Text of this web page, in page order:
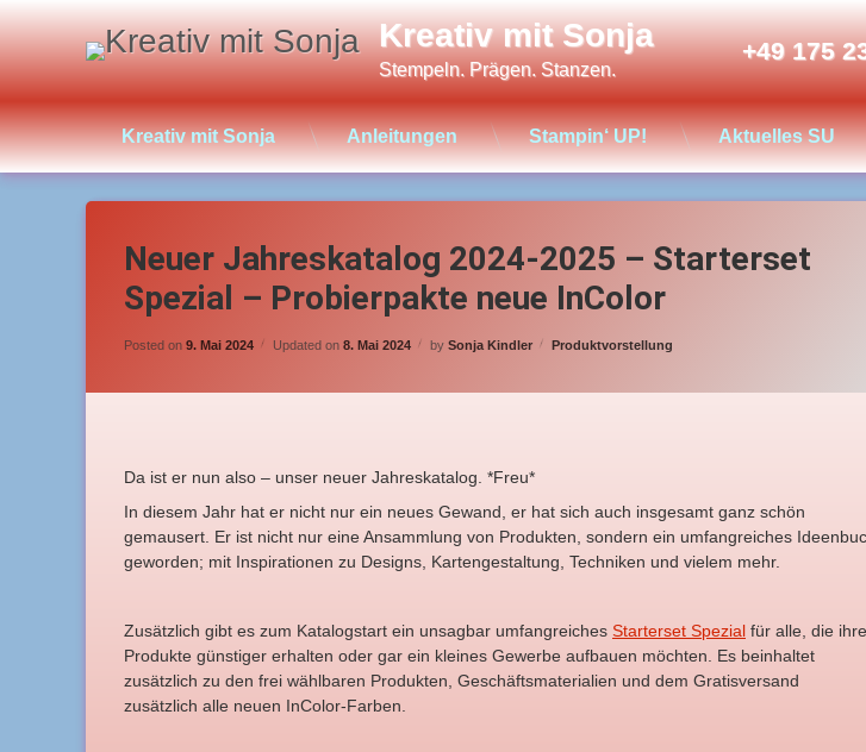
Kreativ mit Sonja
Stempeln. Prägen. Stanzen.
Tel:
+49 175
Kreativ mit Sonja Anleitungen Stampin‘ UP! Aktuelles SU
Neuer Jahreskatalog 2024-2025 – Starterset
Spezial – Probierpakte neue InColor
Posted on 9. Mai 2024 Updated on 8. Mai 2024 by Sonja Kindler Categories:
Produktvorstellung
Da ist er nun also – unser neuer Jahreskatalog. *Freu*
In diesem Jahr hat er nicht nur ein neues Gewand, er hat sich auch insgesamt ganz schön
gemausert. Er ist nicht nur eine Ansammlung von Produkten, sondern ein umfangreiches
geworden; mit Inspirationen zu Designs, Kartengestaltung, Techniken und vielem mehr.
Zusätzlich gibt es zum Katalogstart ein unsagbar umfangreiches Starterset Spezial für alle, die ihre
Produkte günstiger erhalten oder gar ein kleines Gewerbe aufbauen möchten. Es beinhaltet
zusätzlich zu den frei wählbaren Produkten, Geschäftsmaterialien und dem Gratisversand
zusätzlich alle neuen InColor-Farben.